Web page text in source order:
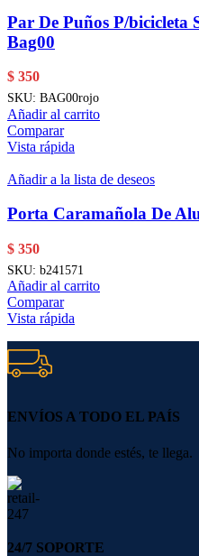
Par De Puños P/bicicleta
Bag00
$ 350
SKU: BAG00rojo
Añadir al carrito
Comparar
Vista rápida
Añadir a la lista de deseos
Porta Caramañola De
$ 350
SKU: b241571
Añadir al carrito
Comparar
Vista rápida
ENVÍOS A TODO EL PAÍS
No importa donde estés, te llega.
24/7 SOPORTE